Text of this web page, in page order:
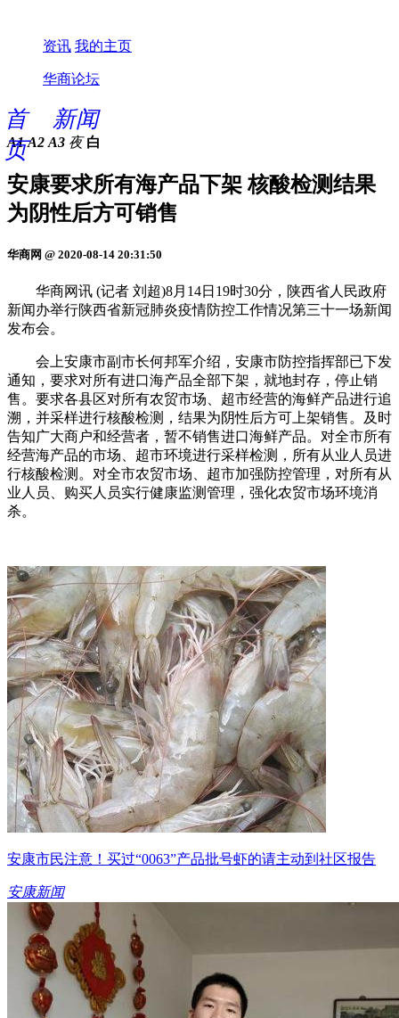
资讯 我的主页
华商论坛
首
页
新闻
A1 A2 A3 夜 白
安康要求所有海产品下架 核酸检测结果
为阴性后方可销售
华商网 @ 2020-08-14 20:31:50
华商网讯 (记者 刘超)8月14日19时30分，陕西省人民政府
新闻办举行陕西省新冠肺炎疫情防控工作情况第三十一场新闻
发布会。
会上安康市副市长何邦军介绍，安康市防控指挥部已下发
通知，要求对所有进口海产品全部下架，就地封存，停止销
售。要求各县区对所有农贸市场、超市经营的海鲜产品进行追
溯，并采样进行核酸检测，结果为阴性后方可上架销售。及时
告知广大商户和经营者，暂不销售进口海鲜产品。对全市所有
经营海产品的市场、超市环境进行采样检测，所有从业人员进
行核酸检测。对全市农贸市场、超市加强防控管理，对所有从
业人员、购买人员实行健康监测管理，强化农贸市场环境消
杀。
安康市民注意！买过“0063”产品批号虾的请主动到社区报告
安康新闻